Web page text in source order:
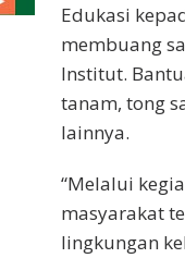
Edukasi
membuang
Institut.
tanam, tong
lainnya.
“Melalui
masyarakat
lingkungan